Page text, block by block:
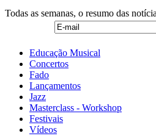
Todas as semanas, o resumo das
Educação Musical
Concertos
Fado
Lançamentos
Jazz
Masterclass - Workshop
Festivais
Vídeos